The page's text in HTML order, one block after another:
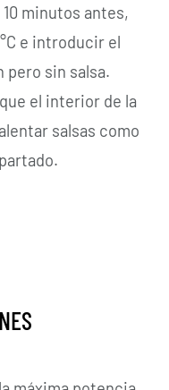
minutos antes,
e introducir el
sin salsa.
el interior de la
salsas como